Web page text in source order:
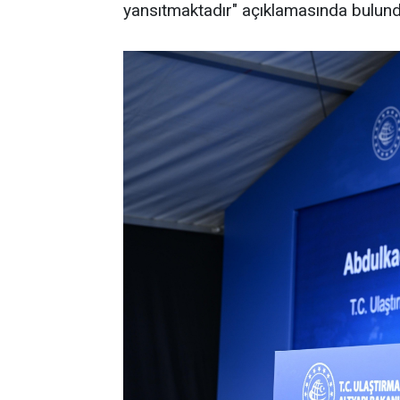
yansıtmaktadır" açıklamasında